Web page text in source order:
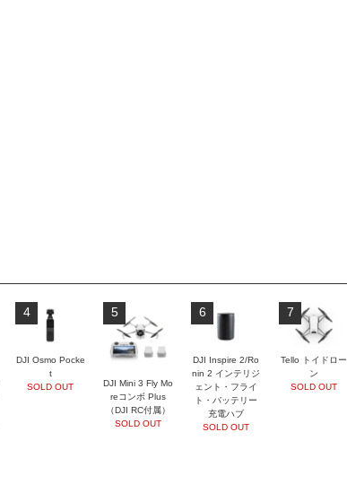
4
DJI Osmo Pocke
t
SOLD OUT
5
DJI Mini 3 Fly Mo
reコンボ Plus
（DJI RC付属）
SOLD OUT
6
DJI Inspire 2/Ro
nin 2 インテリジ
ェント・フライ
ト・バッテリー
充電ハブ
SOLD OUT
7
Tello トイドロー
ン
SOLD OUT